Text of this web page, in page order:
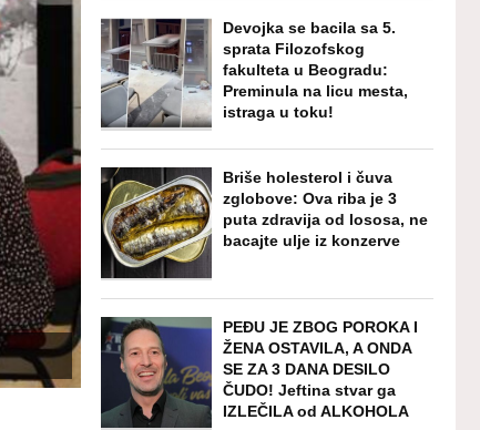
Devojka se bacila sa 5.
sprata Filozofskog
fakulteta u Beogradu:
Preminula na licu mesta,
istraga u toku!
Briše holesterol i čuva
zglobove: Ova riba je 3
puta zdravija od lososa, ne
bacajte ulje iz konzerve
PEĐU JE ZBOG POROKA I
ŽENA OSTAVILA, A ONDA
SE ZA 3 DANA DESILO
ČUDO! Jeftina stvar ga
IZLEČILA od ALKOHOLA